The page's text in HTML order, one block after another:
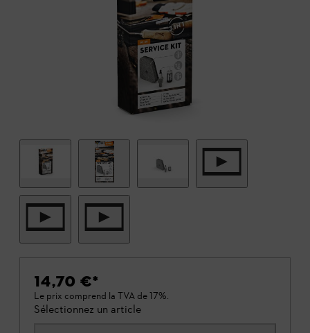
14,70 €*
Le prix comprend la TVA de 17%.
Sélectionnez un article